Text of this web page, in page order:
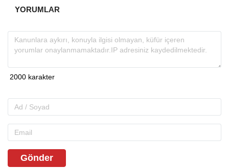
YORUMLAR
Gönder